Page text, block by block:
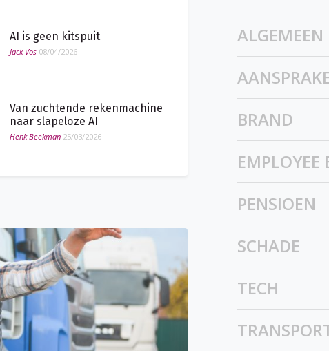
AI is geen kitspuit
Jack Vos 08/04/2026
Van zuchtende rekenmachine
naar slapeloze AI
Henk Beekman 25/03/2026
ALGEMEEN
BRAND
EMPLOYEE
PENSIOEN
SCHADE
TECH